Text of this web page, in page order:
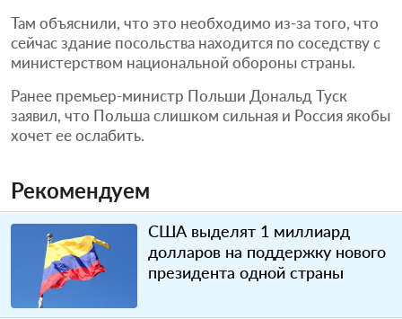
Там объяснили, что это необходимо из-за того, что
сейчас здание посольства находится по соседству с
министерством национальной обороны страны.
Ранее премьер-министр Польши Дональд Туск
заявил, что Польша слишком сильная и Россия якобы
хочет ее ослабить.
Рекомендуем
США выделят 1 миллиард
долларов на поддержку нового
президента одной страны